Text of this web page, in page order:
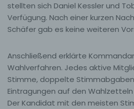
stellten sich Daniel Kessler und
Verfügung. Nach einer kurzen
Schäfer gab es keine weiteren
Anschließend erklärte
Wahlverfahren. Jedes aktive
Stimme, doppelte
Eintragungen auf den
Der Kandidat mit den meisten